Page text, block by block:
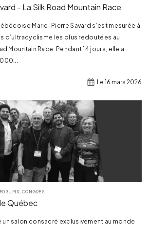
- La Silk Road Mountain Race
Marie-Pierre Savard s’est mesurée à
d’ultracyclisme les plus redoutées au
Mountain Race. Pendant 14 jours, elle a
Le 16 mars 2026
CONGRÈS
Québec
salon consacré exclusivement au monde